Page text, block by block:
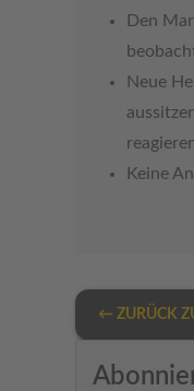
Den
Neue
Keine
← ZURÜCK